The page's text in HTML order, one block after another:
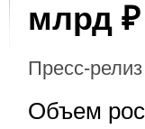
млрд ₽
Пресс-
Объем